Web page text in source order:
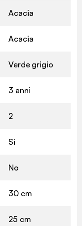
Acacia
Acacia
Verde grigio
3 anni
2
Si
No
30 cm
25 cm